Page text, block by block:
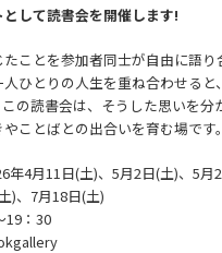
して読書会を開催します!
ことを参加者同士が自由に語り
ひとりの人生を重ね合わせると
の読書会は、そうした思いを分
ことばとの出合いを育む場です。
年4月11日(土)、5月2日(土)、5月
)、7月18日(土)
19：30